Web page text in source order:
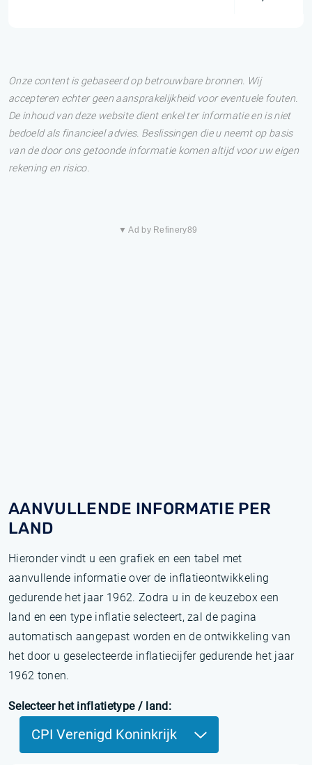
Onze content is gebaseerd op betrouwbare bronnen. Wij
accepteren echter geen aansprakelijkheid voor eventuele fouten.
De inhoud van deze website dient enkel ter informatie en is niet
bedoeld als financieel advies. Beslissingen die u neemt op basis
van de door ons getoonde informatie komen altijd voor uw eigen
rekening en risico.
▼ Ad by Refinery89
AANVULLENDE INFORMATIE PER
LAND
Hieronder vindt u een grafiek en een tabel met
aanvullende informatie over de inflatieontwikkeling
gedurende het jaar 1962. Zodra u in de keuzebox een
land en een type inflatie selecteert, zal de pagina
automatisch aangepast worden en de ontwikkeling van
het door u geselecteerde inflatiecijfer gedurende het jaar
1962 tonen.
Selecteer het inflatietype / land:
CPI Verenigd Koninkrijk